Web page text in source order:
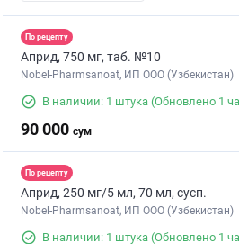
По рецепту
Априд, 750 мг, таб. №10
Nobel-Pharmsanoat, ИП ООО (Узбекистан)
В наличии: 1 штука (Обновлено 1
90 000 сум
По рецепту
Априд, 250 мг/5 мл, 70 мл, сусп.
Nobel-Pharmsanoat, ИП ООО (Узбекистан)
В наличии: 1 штука (Обновлено 1